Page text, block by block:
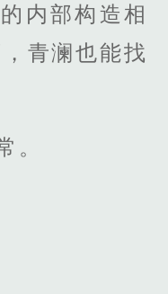
内部构造相
青澜也能找
。